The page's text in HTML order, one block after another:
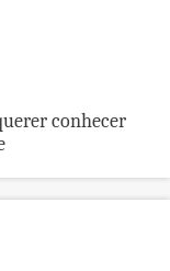
conhecer